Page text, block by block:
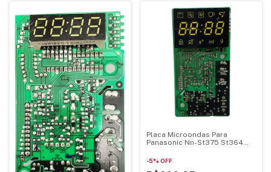
Placa Microondas Para
Panasonic Nn-St375 St364
-5% OFF